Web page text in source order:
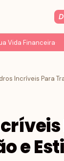
D
Financeira 7
e